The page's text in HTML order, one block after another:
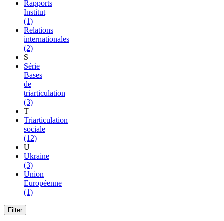
Rapports
Institut
(1)
Relations
internationales
(2)
S
Série
Bases
de
triarticulation
(3)
T
Triarticulation
sociale
(12)
U
Ukraine
(3)
Union
Européenne
(1)